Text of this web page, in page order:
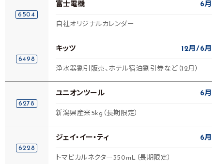
6504
富士電機 6月
自社オリジナルカレンダー
6498
キッツ 12月 6月
浄水器割引販売、ホテル宿泊割引券など（12月）
6278
ユニオンツール 6月
新潟県産米5kg（長期限定）
6228
ジェイ・イー・ティ 6月
トマピカルネクター350mL（長期限定）